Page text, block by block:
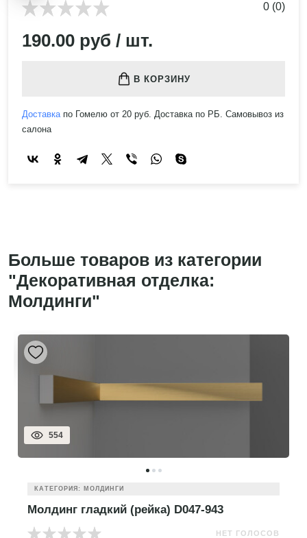
0 (0)
190.00 руб / шт.
В КОРЗИНУ
Доставкапо Гомелю от 20 руб. Доставка по РБ. Самовывоз из
салона
Больше товаров из категории
"Декоративная отделка:
Молдинги"
554
КАТЕГОРИЯ: МОЛДИНГИ
Молдинг гладкий (рейка) D047-943
НЕТ ГОЛОСОВ